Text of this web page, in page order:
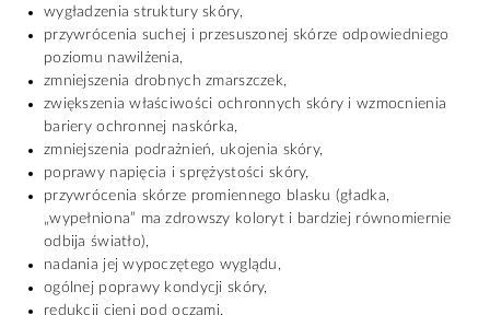
wygładzenia struktury skóry,
przywrócenia suchej i przesuszonej skórze odpowiedniego
poziomu nawilżenia,
zmniejszenia drobnych zmarszczek,
zwiększenia właściwości ochronnych skóry i wzmocnienia
bariery ochronnej naskórka,
zmniejszenia podrażnień, ukojenia skóry,
poprawy napięcia i sprężystości skóry,
przywrócenia skórze promiennego blasku (gładka,
„wypełniona” ma zdrowszy koloryt i bardziej równomiernie
odbija światło),
nadania jej wypoczętego wyglądu,
ogólnej poprawy kondycji skóry,
redukcji cieni pod oczami.